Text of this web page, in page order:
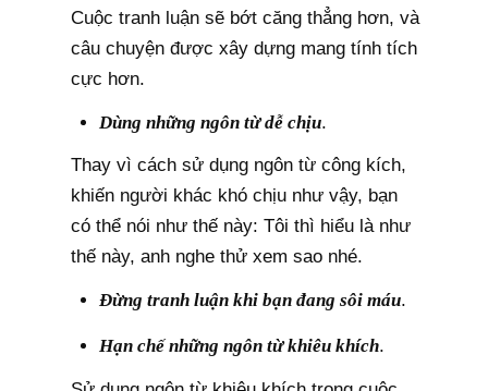
Cuộc tranh luận sẽ bớt căng thẳng hơn, và
câu chuyện được xây dựng mang tính tích
cực hơn.
Dùng những ngôn từ dễ chịu.
Thay vì cách sử dụng ngôn từ công kích,
khiến người khác khó chịu như vậy, bạn
có thể nói như thế này: Tôi thì hiểu là như
thế này, anh nghe thử xem sao nhé.
Đừng tranh luận khi bạn đang sôi máu.
Hạn chế những ngôn từ khiêu khích.